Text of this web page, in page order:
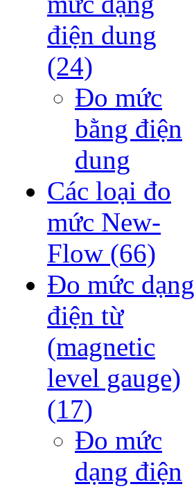
điện dung
(24)
Đo mức
bằng điện
dung
Các loại đo
mức New-
Flow (66)
Đo mức dạng
điện từ
(magnetic
level gauge)
(17)
Đo mức
dạng điện